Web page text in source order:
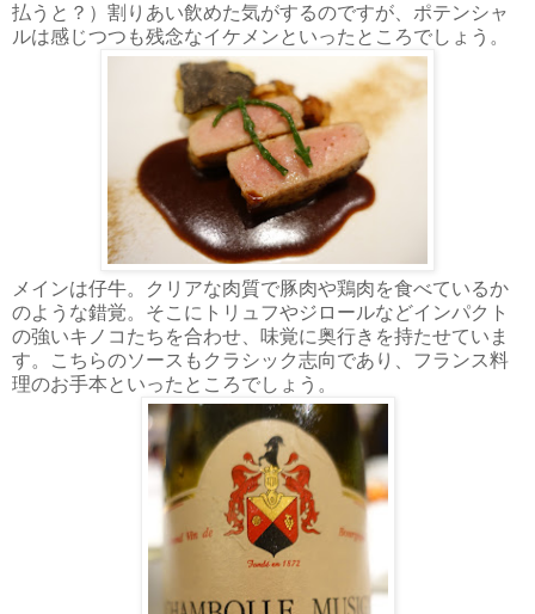
払うと？）割りあい飲めた気がするのですが、ポテンシャ
ルは感じつつも残念なイケメンといったところでしょう。
メインは仔牛。クリアな肉質で豚肉や鶏肉を食べているか
のような錯覚。そこにトリュフやジロールなどインパクト
の強いキノコたちを合わせ、味覚に奥行きを持たせていま
す。こちらのソースもクラシック志向であり、フランス料
理のお手本といったところでしょう。